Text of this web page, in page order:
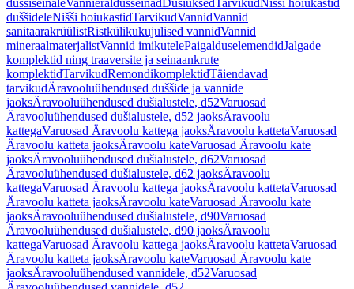
duššiseinaleVannieraldusseinadDušiuksedTarvikudNišši hoiukastid
duššideleNišši hoiukastidTarvikudVannidVannid
sanitaarakrüülistRistkülikukujulised vannidVannid
mineraalmaterjalistVannid imikutelePaigalduselemendidJalgade
komplektid ning traaversite ja seinaankrute
komplektidTarvikudRemondikomplektidTäiendavad
tarvikudÄravooluühendused duššide ja vannide
jaoksÄravooluühendused dušialustele, d52Varuosad
Äravooluühendused dušialustele, d52 jaoksÄravoolu
kattegaVaruosad Äravoolu kattega jaoksÄravoolu kattetaVaruosad
Äravoolu katteta jaoksÄravoolu kateVaruosad Äravoolu kate
jaoksÄravooluühendused dušialustele, d62Varuosad
Äravooluühendused dušialustele, d62 jaoksÄravoolu
kattegaVaruosad Äravoolu kattega jaoksÄravoolu kattetaVaruosad
Äravoolu katteta jaoksÄravoolu kateVaruosad Äravoolu kate
jaoksÄravooluühendused dušialustele, d90Varuosad
Äravooluühendused dušialustele, d90 jaoksÄravoolu
kattegaVaruosad Äravoolu kattega jaoksÄravoolu kattetaVaruosad
Äravoolu katteta jaoksÄravoolu kateVaruosad Äravoolu kate
jaoksÄravooluühendused vannidele, d52Varuosad